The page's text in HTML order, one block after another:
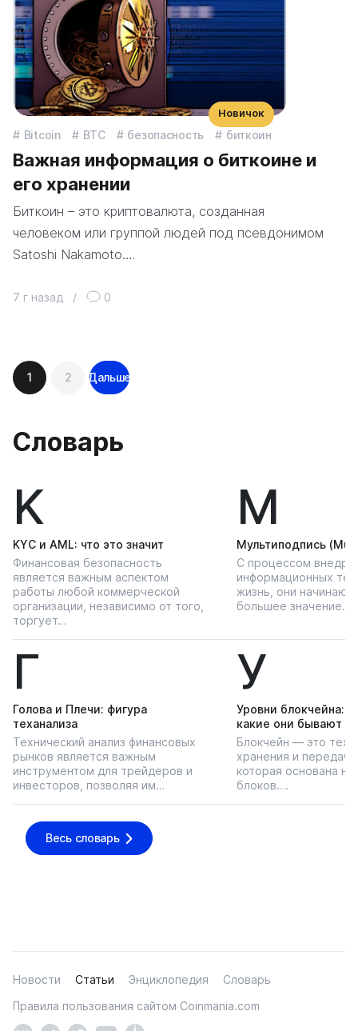
Bitcoin BTC безопасность биткоин
Важная информация о биткоине и
его хранении
Биткоин – это криптовалюта, созданная
человеком или группой людей под псевдонимом
Satoshi Nakamoto….
7 г назад / 0
Новичок
Навигация
по
1 2 Дальше
Словарь
K
KYС и AML: что это значит
Финансовая безопасность
является важным аспектом
работы любой коммерческой
организации, независимо от того,
торгует…
М
Мультиподпись
С процессом
информационных
жизнь, они начинают
большее значение…
Г
Голова и Плечи: фигура
теханализа
Технический анализ финансовых
рынков является важным
инструментом для трейдеров и
инвесторов, позволяя им…
У
Уровни блокчейна:
какие они бывают
Блокчейн — это
хранения и
которая основана
блоков….
Весь словарь
Новости Статьи Энциклопедия
Словарь
Правила пользования сайтом Coinmania.com